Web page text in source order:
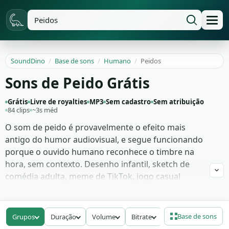
SoundDino / Base de sons / Humano / Peidos
Sons de Peido Grátis
Grátis Livre de royalties MP3 Sem cadastro Sem atribuição
84 clips ~3s méd
O som de peido é provavelmente o efeito mais
antigo do humor audiovisual, e segue funcionando
porque o ouvido humano reconhece o timbre na
hora, sem contexto. Desenho infantil, sketch de
comédia adulta, meme de TikTok, jogo casual
cômica imediata. É um daqueles sons que dispensa
imagem ou explicação: a plateia ri antes mesmo de
pensar.
Grupos Duração Volume Bitrate Base de sons